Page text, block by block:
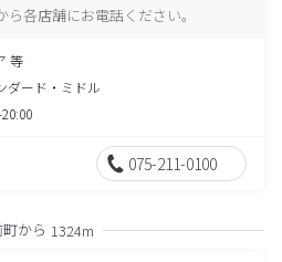
各店舗にお電話ください。
等
ダード・ミドル
075-211-0100
から 1324m